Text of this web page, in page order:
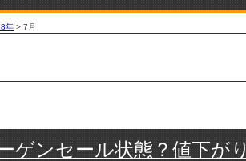
年 > 7月
ゲンセール状態？値下がり